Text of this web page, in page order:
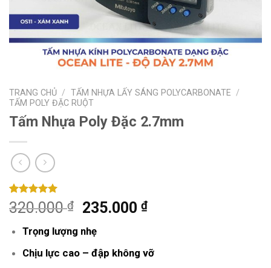
TRANG CHỦ / TẤM NHỰA LẤY SÁNG POLYCARBONATE
/
TẤM POLY ĐẶC RUỘT
Tấm Nhựa Poly Đặc 2.7mm
5.00trên 5
dựa trên
3
320.000₫ 235.000 ₫
Trọng lượng nhẹ
Chịu lực cao – đập không vỡ